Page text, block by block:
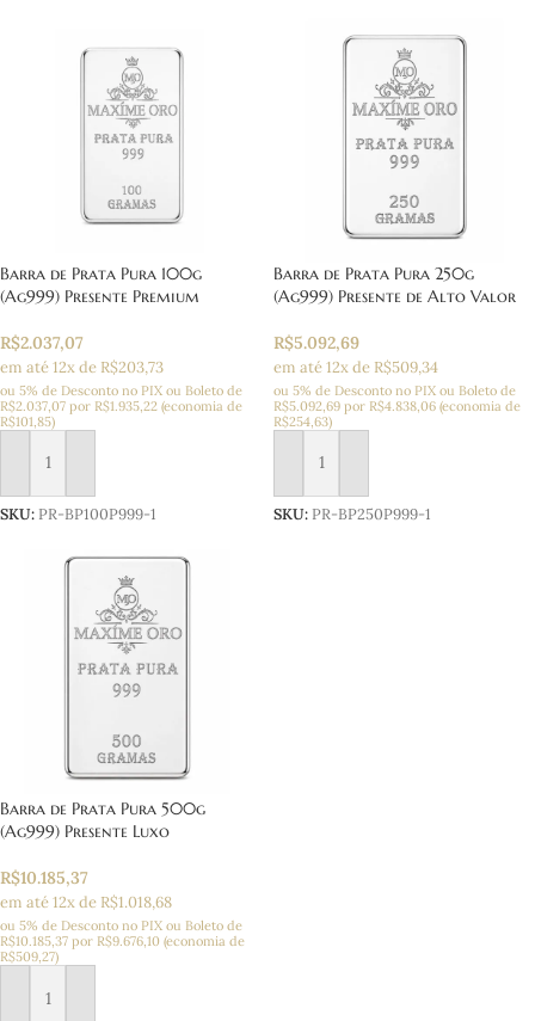
Barra de Prata Pura 100g
(Ag999) Presente Premium
R$2.037,07
em até 12x de R$203,73
ou 5% de Desconto no PIX ou Boleto de
R$2.037,07 por R$1.935,22 (economia de
R$101,85)
Adicionar ao carrinho
SKU: PR-BP100P999-1
Barra de Prata Pura 250g
(Ag999) Presente de Alto Valor
R$5.092,69
em até 12x de R$509,34
ou 5% de Desconto no PIX ou Boleto de
R$5.092,69 por R$4.838,06 (economia de
R$254,63)
Adicionar ao carrinho
SKU: PR-BP250P999-1
Barra de Prata Pura 500g
(Ag999) Presente Luxo
R$10.185,37
em até 12x de R$1.018,68
ou 5% de Desconto no PIX ou Boleto de
R$10.185,37 por R$9.676,10 (economia de
R$509,27)
Adicionar ao carrinho